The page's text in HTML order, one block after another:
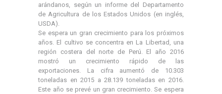
arándanos, según un informe del Departamento
de Agricultura de los Estados Unidos (en inglés,
USDA).
Se espera un gran crecimiento para los próximos
años. El cultivo se concentra en La Libertad, una
región costera del norte de Perú. El año 2016
mostró un crecimiento rápido de las
exportaciones. La cifra aumentó de 10.303
toneladas en 2015 a 28.139 toneladas en 2016.
Este año se prevé un gran crecimiento. Se espera